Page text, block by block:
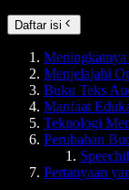
Daftar isi
Menjelajahi
Buku Teks
Manfaat
Teknologi
Perubahan
Pertanyaan